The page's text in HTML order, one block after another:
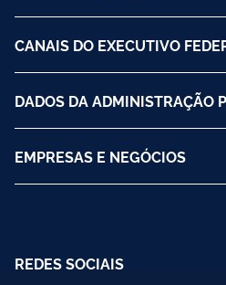
CANAIS DO EXECUTIVO
DADOS DA ADMINISTRAÇÃO
EMPRESAS E NEGÓCIOS
REDES SOCIAIS